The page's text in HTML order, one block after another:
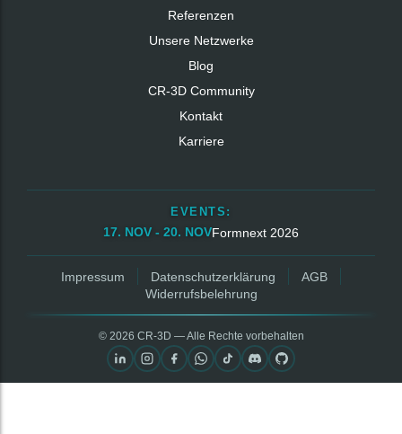
Referenzen
Unsere Netzwerke
Blog
CR‑3D Community
Kontakt
Karriere
EVENTS:
17. NOV - 20. NOVFormnext 2026
Impressum Datenschutzerklärung
AGB
Widerrufsbelehrung
© 2026 CR‑3D — Alle Rechte vorbehalten